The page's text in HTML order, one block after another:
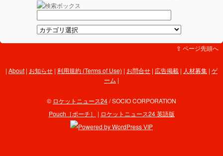
⇪ ページ先頭へ
About | お知らせ | 利用規約 (Terms of Use) | お問合せ | 広告掲載 | 人材募集 | ゲ
ーム |
© ロケットニュース24/ SOCIO CORPORATION
Pouch［ポーチ］
| ロケットニュース24 英語版